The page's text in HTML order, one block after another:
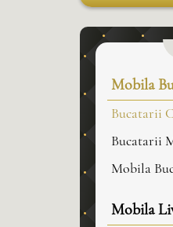
Mobila
Bucatarii
Bucatarii
Mobila
Mobila